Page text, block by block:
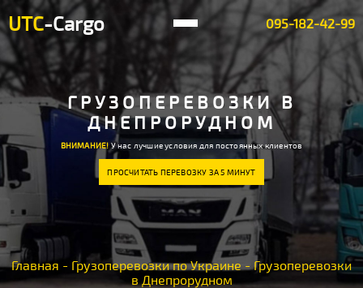
UTC-Cargo 095-182-42-99
ГРУЗОПЕРЕВОЗКИ В
ДНЕПРОРУДНОМ
ВНИМАНИЕ!У нас лучшие условия для постоянных клиентов
ПРОСЧИТАТЬ ПЕРЕВОЗКУ ЗА 5 МИНУТ
Главная - Грузоперевозки по Украине -Грузоперевозки
в Днепрорудном